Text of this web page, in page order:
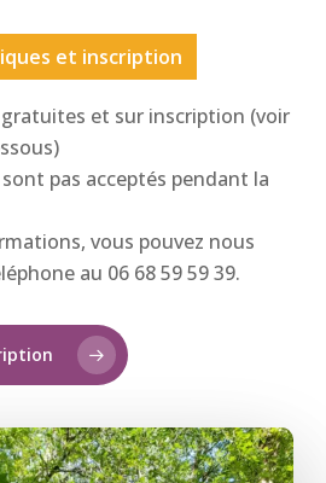
et inscription
et sur inscription (voir
pas acceptés pendant la
vous pouvez nous
au 06 68 59 59 39.